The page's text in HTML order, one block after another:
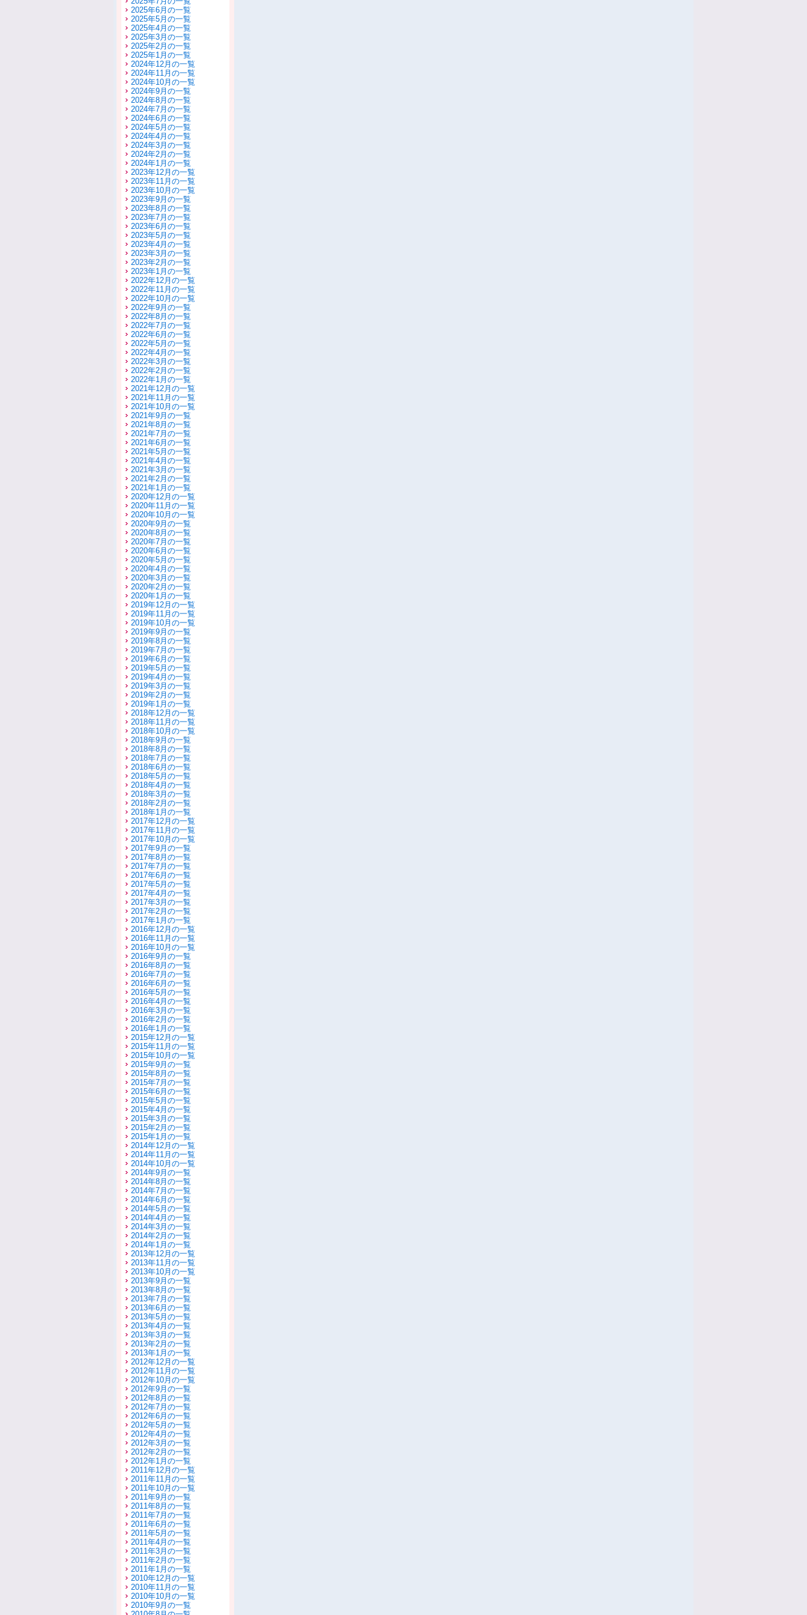
2025年6月の一覧
2025年5月の一覧
2025年4月の一覧
2025年3月の一覧
2025年2月の一覧
2025年1月の一覧
2024年12月の一覧
2024年11月の一覧
2024年10月の一覧
2024年9月の一覧
2024年8月の一覧
2024年7月の一覧
2024年6月の一覧
2024年5月の一覧
2024年4月の一覧
2024年3月の一覧
2024年2月の一覧
2024年1月の一覧
2023年12月の一覧
2023年11月の一覧
2023年10月の一覧
2023年9月の一覧
2023年8月の一覧
2023年7月の一覧
2023年6月の一覧
2023年5月の一覧
2023年4月の一覧
2023年3月の一覧
2023年2月の一覧
2023年1月の一覧
2022年12月の一覧
2022年11月の一覧
2022年10月の一覧
2022年9月の一覧
2022年8月の一覧
2022年7月の一覧
2022年6月の一覧
2022年5月の一覧
2022年4月の一覧
2022年3月の一覧
2022年2月の一覧
2022年1月の一覧
2021年12月の一覧
2021年11月の一覧
2021年10月の一覧
2021年9月の一覧
2021年8月の一覧
2021年7月の一覧
2021年6月の一覧
2021年5月の一覧
2021年4月の一覧
2021年3月の一覧
2021年2月の一覧
2021年1月の一覧
2020年12月の一覧
2020年11月の一覧
2020年10月の一覧
2020年9月の一覧
2020年8月の一覧
2020年7月の一覧
2020年6月の一覧
2020年5月の一覧
2020年4月の一覧
2020年3月の一覧
2020年2月の一覧
2020年1月の一覧
2019年12月の一覧
2019年11月の一覧
2019年10月の一覧
2019年9月の一覧
2019年8月の一覧
2019年7月の一覧
2019年6月の一覧
2019年5月の一覧
2019年4月の一覧
2019年3月の一覧
2019年2月の一覧
2019年1月の一覧
2018年12月の一覧
2018年11月の一覧
2018年10月の一覧
2018年9月の一覧
2018年8月の一覧
2018年7月の一覧
2018年6月の一覧
2018年5月の一覧
2018年4月の一覧
2018年3月の一覧
2018年2月の一覧
2018年1月の一覧
2017年12月の一覧
2017年11月の一覧
2017年10月の一覧
2017年9月の一覧
2017年8月の一覧
2017年7月の一覧
2017年6月の一覧
2017年5月の一覧
2017年4月の一覧
2017年3月の一覧
2017年2月の一覧
2017年1月の一覧
2016年12月の一覧
2016年11月の一覧
2016年10月の一覧
2016年9月の一覧
2016年8月の一覧
2016年7月の一覧
2016年6月の一覧
2016年5月の一覧
2016年4月の一覧
2016年3月の一覧
2016年2月の一覧
2016年1月の一覧
2015年12月の一覧
2015年11月の一覧
2015年10月の一覧
2015年9月の一覧
2015年8月の一覧
2015年7月の一覧
2015年6月の一覧
2015年5月の一覧
2015年4月の一覧
2015年3月の一覧
2015年2月の一覧
2015年1月の一覧
2014年12月の一覧
2014年11月の一覧
2014年10月の一覧
2014年9月の一覧
2014年8月の一覧
2014年7月の一覧
2014年6月の一覧
2014年5月の一覧
2014年4月の一覧
2014年3月の一覧
2014年2月の一覧
2014年1月の一覧
2013年12月の一覧
2013年11月の一覧
2013年10月の一覧
2013年9月の一覧
2013年8月の一覧
2013年7月の一覧
2013年6月の一覧
2013年5月の一覧
2013年4月の一覧
2013年3月の一覧
2013年2月の一覧
2013年1月の一覧
2012年12月の一覧
2012年11月の一覧
2012年10月の一覧
2012年9月の一覧
2012年8月の一覧
2012年7月の一覧
2012年6月の一覧
2012年5月の一覧
2012年4月の一覧
2012年3月の一覧
2012年2月の一覧
2012年1月の一覧
2011年12月の一覧
2011年11月の一覧
2011年10月の一覧
2011年9月の一覧
2011年8月の一覧
2011年7月の一覧
2011年6月の一覧
2011年5月の一覧
2011年4月の一覧
2011年3月の一覧
2011年2月の一覧
2011年1月の一覧
2010年12月の一覧
2010年11月の一覧
2010年10月の一覧
2010年9月の一覧